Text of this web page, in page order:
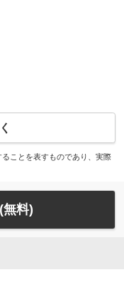
ことを表すものであり、実際
無料)